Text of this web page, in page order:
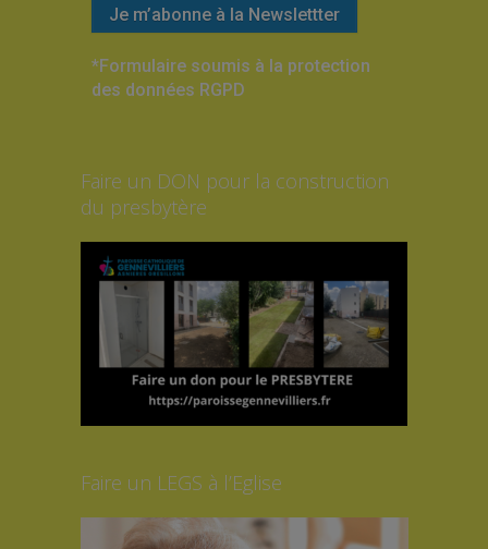
*Formulaire soumis à la protection
des données RGPD
Faire un DON pour la construction
du presbytère
Faire un LEGS à l’Eglise